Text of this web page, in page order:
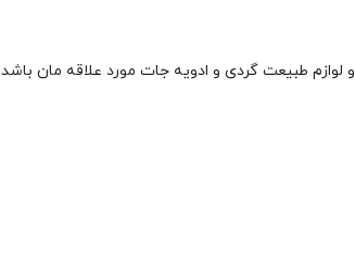
علاقه مان باشد 100 درصد لذت بخش تر و خوشایند تر خواهد بود.